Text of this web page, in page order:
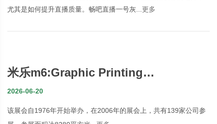
尤其是如何提升直播质量。畅吧直播一号灰... 更多
米乐m6:Graphic Printing
EquipmentConvertg and Software
Exhibition
2026-06-20
该展会自1976年开始举办，在2006年的展会上，共有139家公司参